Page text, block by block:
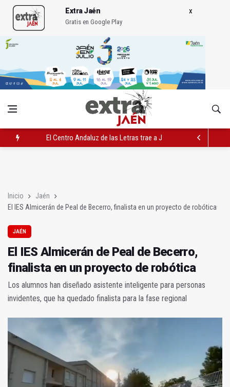
Extra Jaén
Gratis en Google Play
El Centro Andaluz de las Letras trae a Jaén al filósofo Omar
Roban joyas de la Virgen de la Fuensanta Coronada de
Inicio
Jaén
El IES Almicerán de Peal de Becerro, finalista en un proyecto de robótica
JAÉN
El IES Almicerán de Peal de Becerro,
finalista en un proyecto de robótica
Los alumnos han diseñado asistente inteligente para personas
invidentes, que ha quedado finalista para la fase regional